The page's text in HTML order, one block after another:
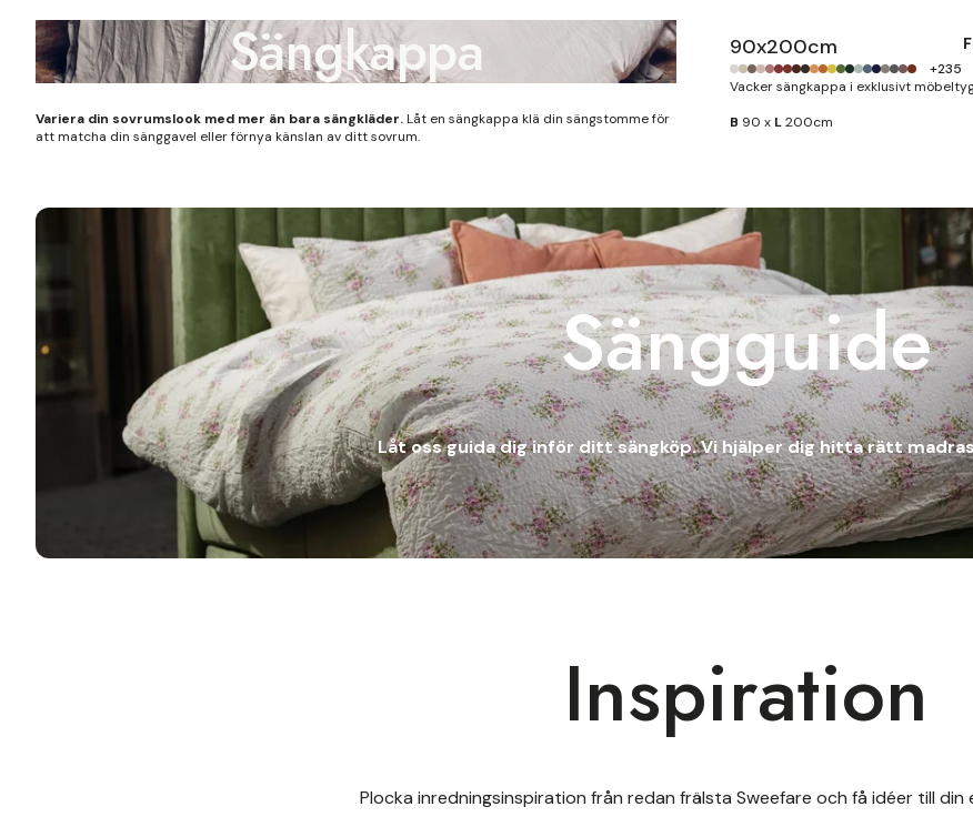
Sängkappa
Variera din sovrumslook med mer än bara sängkläder.Låt en sängkappa klä din sängstomme för
att matcha din sänggavel eller förnya känslan av ditt sovrum.
90x200cm
+235
Vacker sängkappa i exklusivt
B 90 x L200cm
Sängguide
Låt oss guida dig inför ditt sängköp. Vi hjälper dig hitta rätt
Inspiration
Plocka inredningsinspiration från redan frälsta Sweefare och få idéer till din